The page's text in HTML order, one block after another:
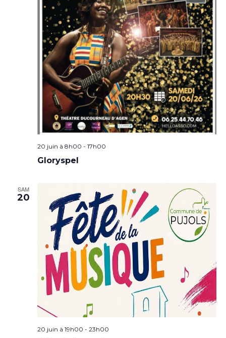
20 juin à 8h00 - 17h00
Gloryspel
SAM
20
20 juin à 19h00 - 23h00